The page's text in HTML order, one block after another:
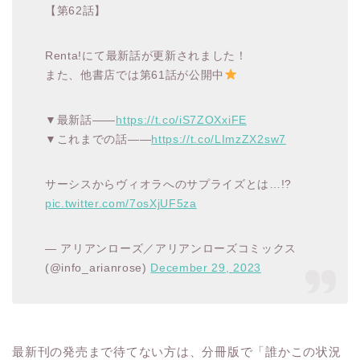
【第62話】
Renta!にて最新話が更新されました！
また、他書店では第61話が公開中
▼最新話―― https://t.co/iS7ZOXxiFE
▼これまでの話――https://t.co/LImzZX2sw7
サーシスからヴィオラへのサプライズとは…!?
pic.twitter.com/7osXjUF5za
— アリアンローズ／アリアンローズコミックス
(@info_arianrose) December 29, 2023
最新刊の発売まで待てない方は、分冊版で「誰かこの状況